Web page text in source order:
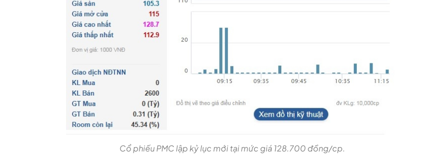
Cổ phiếu PMC lập kỷ lục mới tại mức giá 128.700 đồng/cp.